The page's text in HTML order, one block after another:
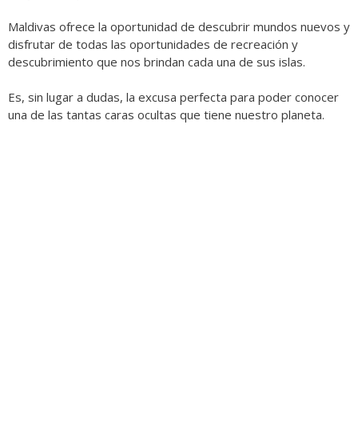
Maldivas ofrece la oportunidad de descubrir mundos nuevos y
disfrutar de todas las oportunidades de recreación y
descubrimiento que nos brindan cada una de sus islas.
Es, sin lugar a dudas, la excusa perfecta para poder conocer
una de las tantas caras ocultas que tiene nuestro planeta.